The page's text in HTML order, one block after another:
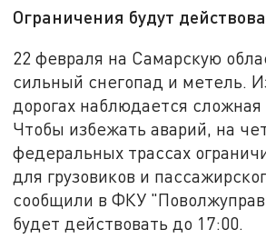
Ограничения будут
22 февраля на Самарскую
сильный снегопад и метель.
дорогах наблюдается сложная
Чтобы избежать аварий, на
федеральных трассах
для грузовиков и
сообщили в ФКУ
будет действовать до 17:00.